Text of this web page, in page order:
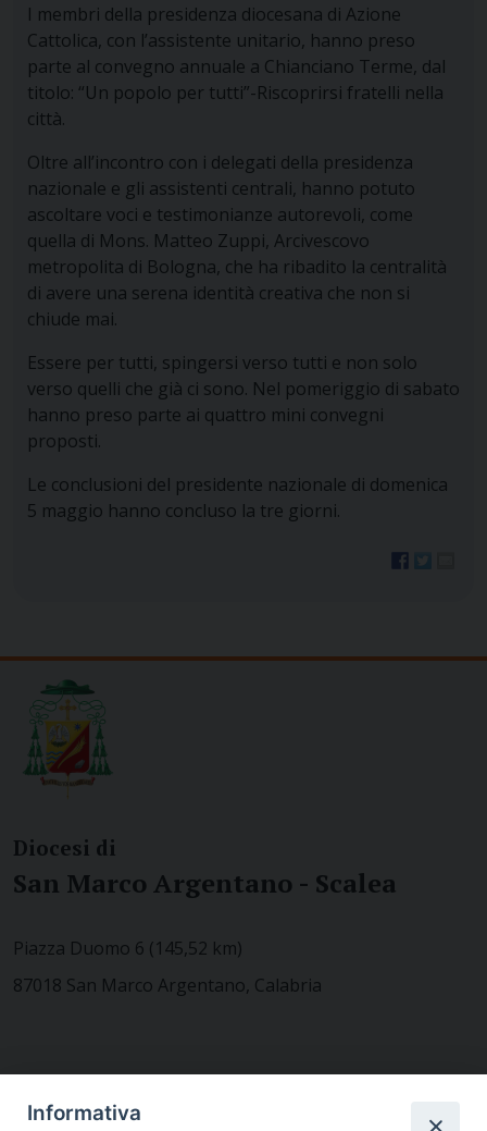
I membri della presidenza diocesana di Azione
Cattolica, con l’assistente unitario, hanno preso
parte al convegno annuale a Chianciano Terme, dal
titolo: “Un popolo per tutti”-Riscoprirsi fratelli nella
città.
Oltre all’incontro con i delegati della presidenza
nazionale e gli assistenti centrali, hanno potuto
ascoltare voci e testimonianze autorevoli, come
quella di Mons. Matteo Zuppi, Arcivescovo
metropolita di Bologna, che ha ribadito la centralità
di avere una serena identità creativa che non si
chiude mai.
Essere per tutti, spingersi verso tutti e non solo
verso quelli che già ci sono. Nel pomeriggio di sabato
hanno preso parte ai quattro mini convegni
proposti.
Le conclusioni del presidente nazionale di domenica
5 maggio hanno concluso la tre giorni.
Diocesi di
San Marco Argentano - Scalea
Piazza Duomo 6 (145,52 km)
87018 San Marco Argentano, Calabria
Informativa